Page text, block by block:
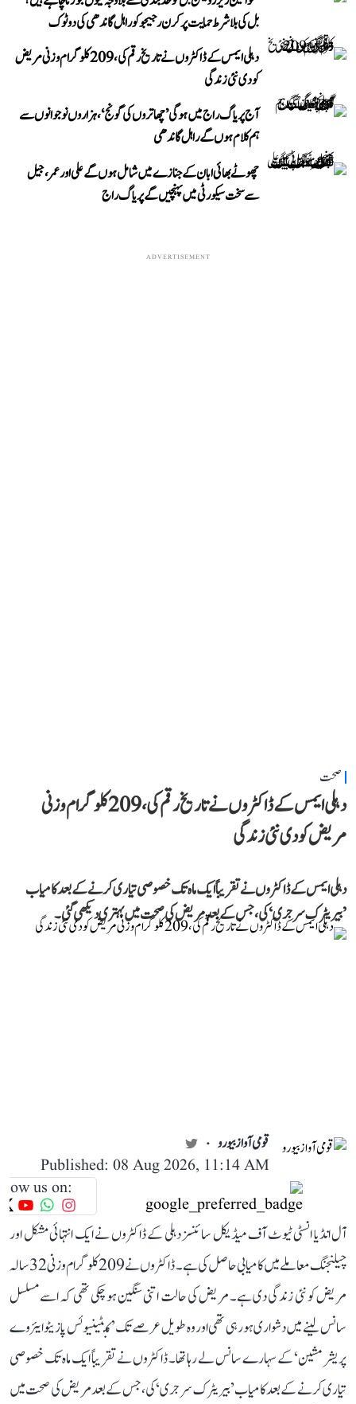
بل کی بلا شرط حمایت پر کرن رجیجو کو راہل گاندھی کی دوٹوک
دہلی ایمس کے ڈاکٹروں نے تاریخ رقم کی، 209 کلوگرام وزنی مریض
کو دی نئی زندگی
آج پریاگ راج میں ہوگی ’چھاتروں کی گونج‘، ہزاروں نوجوانوں سے
ہم کلام ہوں گے راہل گاندھی
چھوٹے بھائی ابان کے جنازے میں شامل ہوں گے علی اور عمر، جیل
سے سخت سیکورٹی میں پہنچیں گے پریاگ راج
ADVERTISEMENT
صحت
دہلی ایمس کے ڈاکٹروں نے تاریخ رقم کی، 209 کلوگرام وزنی
مریض کو دی نئی زندگی
دہلی ایمس کے ڈاکٹروں نے تقریباً ایک ماہ تک خصوصی تیاری کرنے کے بعد کامیاب
’بیریٹرک سرجری‘ کی، جس کے بعد مریض کی صحت میں بہتری دیکھی گئی۔
قومی آواز بیورو
Published: 08 Aug 2026, 11:14 AM
us on:
آل انڈیا انسٹی ٹیوٹ آف میڈیکل سائنسز دہلی کے ڈاکٹروں نے ایک انتہائی مشکل اور
چیلنجنگ معاملے میں کامیابی حاصل کی ہے۔ ڈاکٹروں نے 209 کلوگرام وزنی 32 سالہ
مریض کو نئی زندگی دی ہے۔ مریض کی حالت اتنی سنگین ہو چکی تھی کہ اسے مسلسل
سانس لینے میں دشواری ہو رہی تھی اور وہ طویل عرصے تک ’کنٹینیوئس پازیٹو ایئروے
پریشر مشین‘ کے سہارے سانس لے رہا تھا۔ ڈاکٹروں نے تقریباً ایک ماہ تک خصوصی
تیاری کرنے کے بعد کامیاب ’بیریٹرک سرجری‘ کی، جس کے بعد مریض کی صحت میں